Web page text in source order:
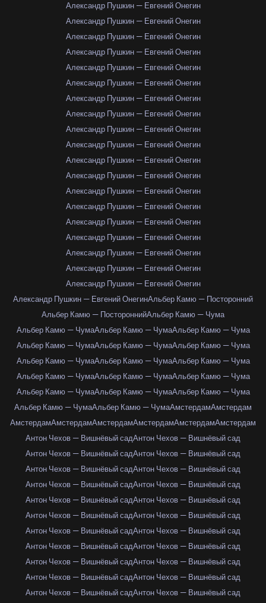
Александр Пушкин — Евгений Онегин
Александр Пушкин — Евгений Онегин
Александр Пушкин — Евгений Онегин
Александр Пушкин — Евгений Онегин
Александр Пушкин — Евгений Онегин
Александр Пушкин — Евгений Онегин
Александр Пушкин — Евгений Онегин
Александр Пушкин — Евгений Онегин
Александр Пушкин — Евгений Онегин
Александр Пушкин — Евгений Онегин
Александр Пушкин — Евгений Онегин
Александр Пушкин — Евгений Онегин
Александр Пушкин — Евгений Онегин
Александр Пушкин — Евгений Онегин
Александр Пушкин — Евгений Онегин
Александр Пушкин — Евгений Онегин
Александр Пушкин — Евгений Онегин
Александр Пушкин — Евгений Онегин
Александр Пушкин — Евгений Онегин
Александр Пушкин — Евгений ОнегинАльбер Камю — Посторонний
Альбер Камю — ПостороннийАльбер Камю — Чума
Альбер Камю — ЧумаАльбер Камю — ЧумаАльбер Камю — Чума
Альбер Камю — ЧумаАльбер Камю — ЧумаАльбер Камю — Чума
Альбер Камю — ЧумаАльбер Камю — ЧумаАльбер Камю — Чума
Альбер Камю — ЧумаАльбер Камю — ЧумаАльбер Камю — Чума
Альбер Камю — ЧумаАльбер Камю — ЧумаАльбер Камю — Чума
Альбер Камю — ЧумаАльбер Камю — ЧумаАмстердамАмстердам
АмстердамАмстердамАмстердамАмстердамАмстердамАмстердам
Антон Чехов — Вишнёвый садАнтон Чехов — Вишнёвый сад
Антон Чехов — Вишнёвый садАнтон Чехов — Вишнёвый сад
Антон Чехов — Вишнёвый садАнтон Чехов — Вишнёвый сад
Антон Чехов — Вишнёвый садАнтон Чехов — Вишнёвый сад
Антон Чехов — Вишнёвый садАнтон Чехов — Вишнёвый сад
Антон Чехов — Вишнёвый садАнтон Чехов — Вишнёвый сад
Антон Чехов — Вишнёвый садАнтон Чехов — Вишнёвый сад
Антон Чехов — Вишнёвый садАнтон Чехов — Вишнёвый сад
Антон Чехов — Вишнёвый садАнтон Чехов — Вишнёвый сад
Антон Чехов — Вишнёвый садАнтон Чехов — Вишнёвый сад
Антон Чехов — Вишнёвый садАнтон Чехов — Вишнёвый сад